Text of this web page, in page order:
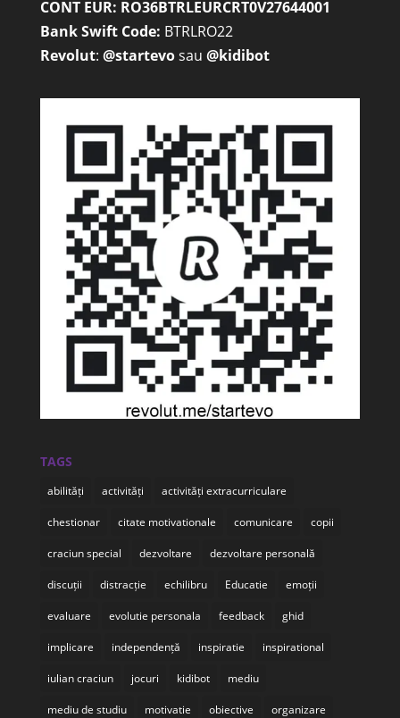
CONT EUR: RO36BTRLEURCRT0V27644001
Bank Swift Code: BTRLRO22
Revolut: @startevosau @kidibot
TAGS
abilități activități activități extracurriculare
chestionar citate motivationale comunicare copii
craciun special dezvoltare dezvoltare personală
discuții distracție echilibru Educatie emoții
evaluare evolutie personala feedback ghid
implicare independență inspiratie inspirational
iulian craciun jocuri kidibot mediu
mediu de studiu motivatie obiective organizare